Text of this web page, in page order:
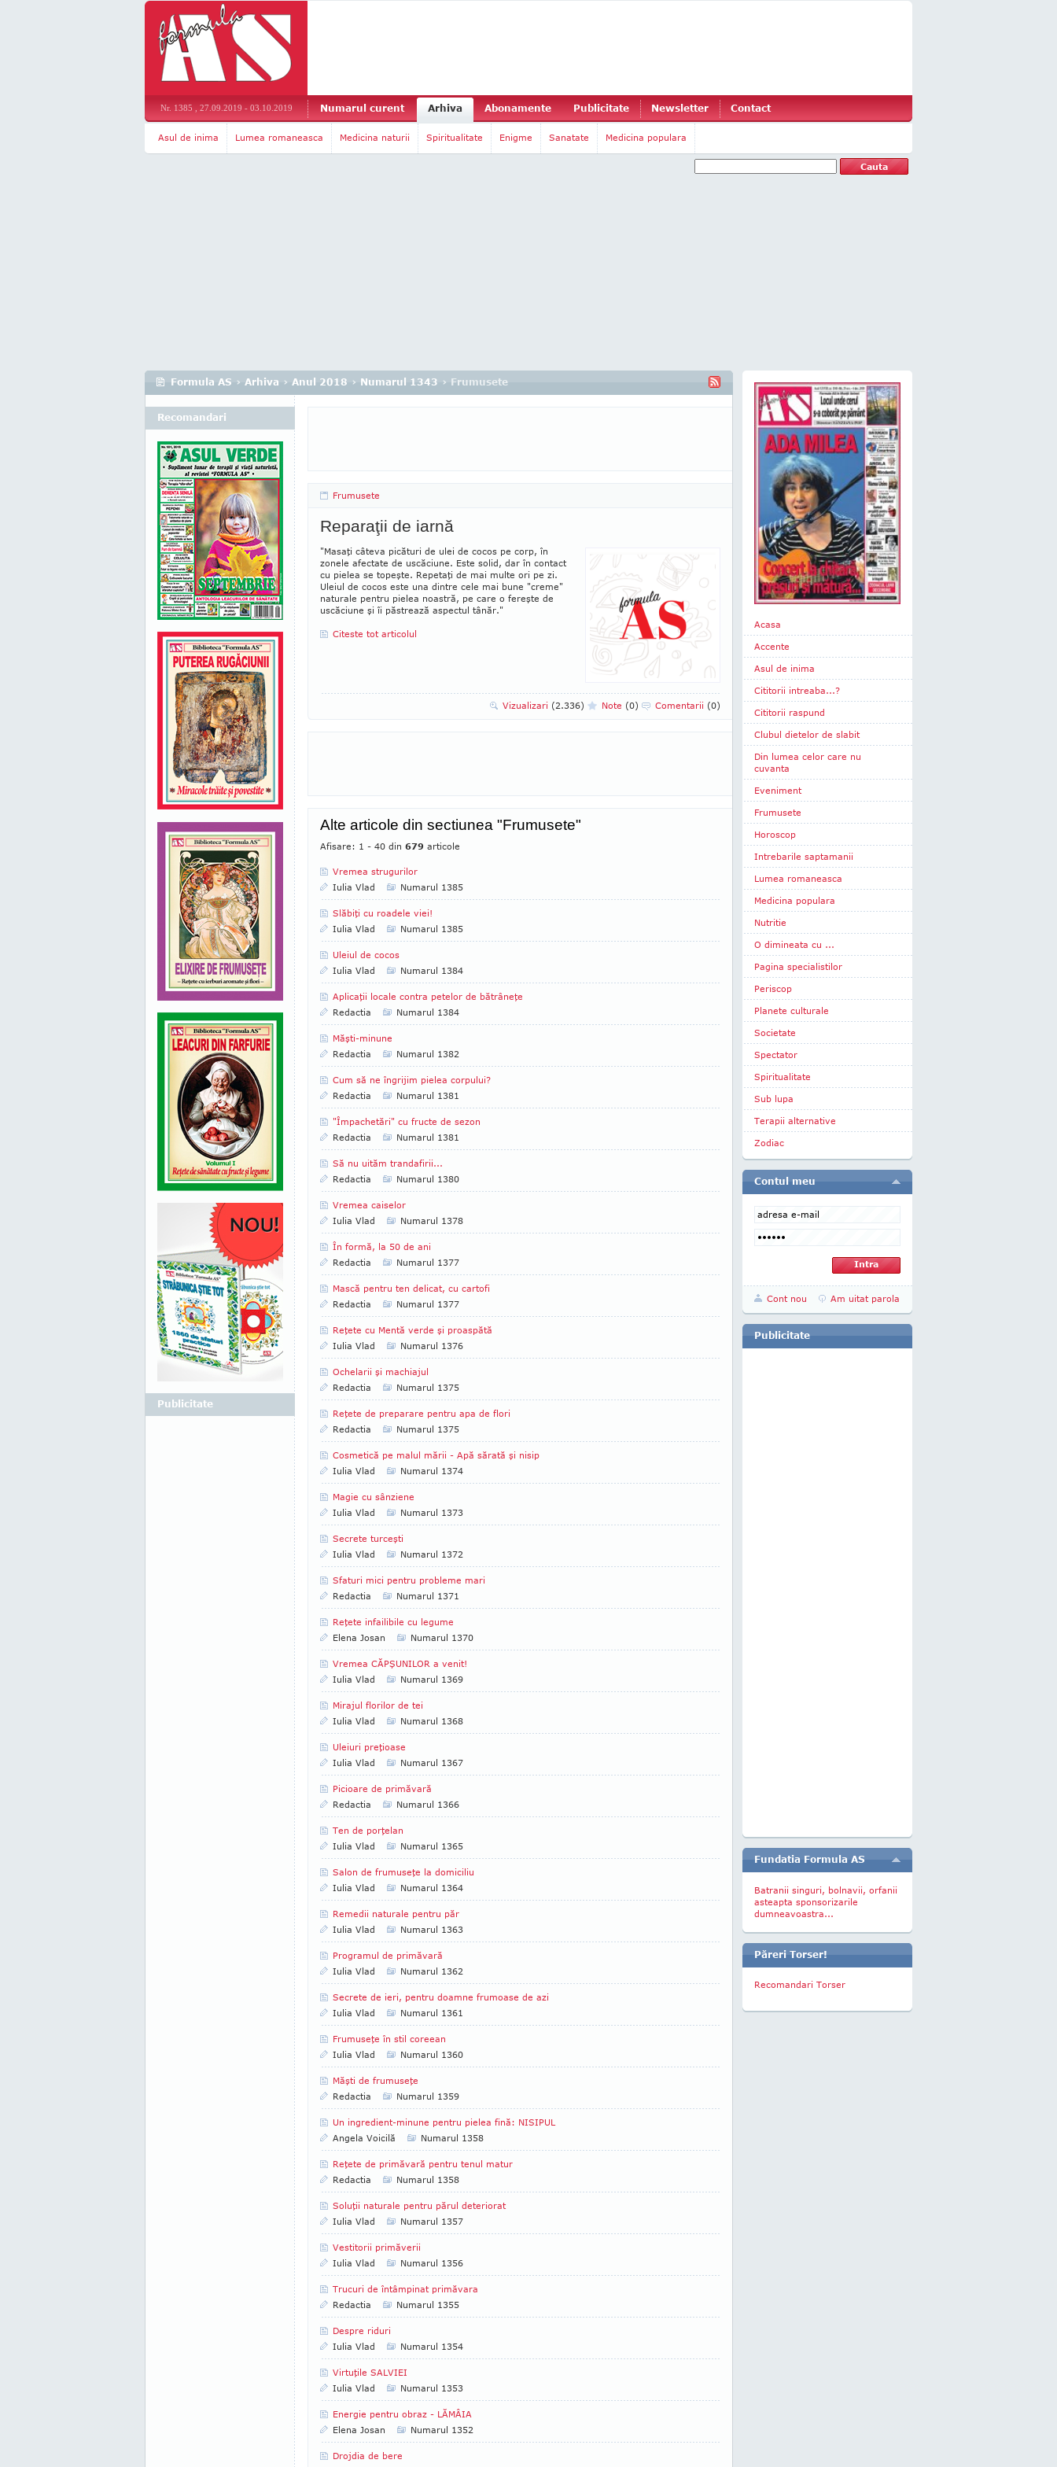
Nr. 1385 , 27.09.2019 - 03.10.2019 Numarul curent Arhiva Abonamente Publicitate Newsletter Contact
Asul de inima Lumea romaneasca Medicina naturii Spiritualitate Enigme Sanatate Medicina populara
Formula AS › Arhiva › Anul 2018 › Numarul 1343 › Frumusete
Frumusete
Reparaţii de iarnă
"Masaţi câteva picături de ulei de cocos pe corp, în
zonele afectate de uscăciune. Este solid, dar în contact
cu pielea se topeşte. Repetaţi de mai multe ori pe zi.
Uleiul de cocos este una din­tre cele mai bune "creme"
natura­le pentru pielea noastră, pe care o fe­reşte de
uscăciune şi îi păstrează as­pec­tul tânăr."
Citeste tot articolul
Vizualizari (2.336) Note (0) Comentarii (0)
Alte articole din sectiunea "Frumusete"
Afisare: 1 - 40 din 679 articole
Vremea strugurilor
Iulia Vlad
Numarul 1385
Slăbiţi cu roadele viei!
Iulia Vlad
Numarul 1385
Uleiul de cocos
Iulia Vlad
Numarul 1384
Aplicaţii locale contra petelor de bătrâneţe
Redactia
Numarul 1384
Măşti-minune
Redactia
Numarul 1382
Cum să ne îngrijim pielea corpului?
Redactia
Numarul 1381
"Împachetări" cu fructe de sezon
Redactia
Numarul 1381
Să nu uităm trandafirii...
Redactia
Numarul 1380
Vremea caiselor
Iulia Vlad
Numarul 1378
În formă, la 50 de ani
Redactia
Numarul 1377
Mască pentru ten delicat, cu cartofi
Redactia
Numarul 1377
Reţete cu Mentă verde şi proaspătă
Iulia Vlad
Numarul 1376
Ochelarii şi machiajul
Redactia
Numarul 1375
Reţete de preparare pentru apa de flori
Redactia
Numarul 1375
Cosmetică pe malul mării - Apă sărată şi nisip
Iulia Vlad
Numarul 1374
Magie cu sânziene
Iulia Vlad
Numarul 1373
Secrete turceşti
Iulia Vlad
Numarul 1372
Sfaturi mici pentru probleme mari
Redactia
Numarul 1371
Reţete infailibile cu legume
Elena Josan
Numarul 1370
Vremea CĂPŞUNILOR a venit!
Iulia Vlad
Numarul 1369
Mirajul florilor de tei
Iulia Vlad
Numarul 1368
Uleiuri preţioase
Iulia Vlad
Numarul 1367
Picioare de primăvară
Redactia
Numarul 1366
Ten de porţelan
Iulia Vlad
Numarul 1365
Salon de frumuseţe la domiciliu
Iulia Vlad
Numarul 1364
Remedii naturale pentru păr
Iulia Vlad
Numarul 1363
Programul de primăvară
Iulia Vlad
Numarul 1362
Secrete de ieri, pentru doamne frumoase de azi
Iulia Vlad
Numarul 1361
Frumuseţe în stil coreean
Iulia Vlad
Numarul 1360
Măşti de frumuseţe
Redactia
Numarul 1359
Un ingredient-minune pentru pielea fină: NISIPUL
Angela Voicilă
Numarul 1358
Reţete de primăvară pentru tenul matur
Redactia
Numarul 1358
Soluţii naturale pentru părul deteriorat
Iulia Vlad
Numarul 1357
Vestitorii primăverii
Iulia Vlad
Numarul 1356
Trucuri de întâmpinat primăvara
Redactia
Numarul 1355
Despre riduri
Iulia Vlad
Numarul 1354
Virtuţile SALVIEI
Iulia Vlad
Numarul 1353
Energie pentru obraz - LĂMÂIA
Elena Josan
Numarul 1352
Drojdia de bere
Recomandari
Publicitate
Acasa
Accente
Asul de inima
Cititorii intreaba...?
Cititorii raspund
Clubul dietelor de slabit
Din lumea celor care nu
cuvanta
Eveniment
Frumusete
Horoscop
Intrebarile saptamanii
Lumea romaneasca
Medicina populara
Nutritie
O dimineata cu ...
Pagina specialistilor
Periscop
Planete culturale
Societate
Spectator
Spiritualitate
Sub lupa
Terapii alternative
Zodiac
Contul meu
Cont nou Am uitat parola
Publicitate
Fundatia Formula AS
Batranii singuri, bolnavii, orfanii
asteapta sponsorizarile
dumneavoastra...
Păreri Torser!
Recomandari Torser